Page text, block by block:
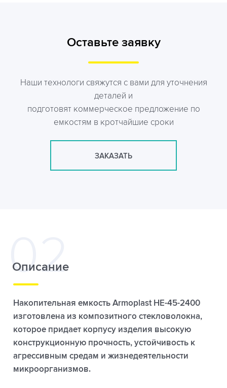
Оставьте заявку
Наши технологи свяжутся с вами для уточнения
деталей и
подготовят коммерческое предложение по
емкостям в кротчайшие сроки
ЗАКАЗАТЬ
Описание
Накопительная емкость Armoplast HE-45-2400
изготовлена из композитного стекловолокна,
которое придает корпусу изделия высокую
конструкционную прочность, устойчивость к
агрессивным средам и жизнедеятельности
микроорганизмов.